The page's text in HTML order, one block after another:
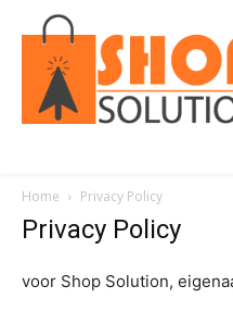
Home Privacy Policy
Privacy Policy
voor Shop Solution,